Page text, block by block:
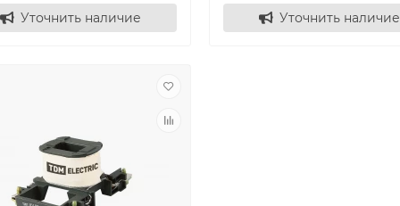
Уточнить наличие Уточнить наличие